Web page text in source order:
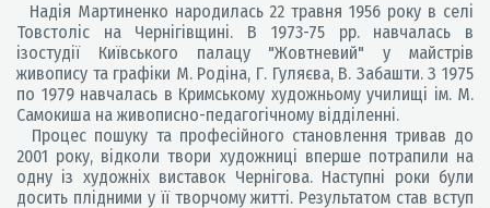
Надія Мартиненко народилась 22 травня 1956 року в селі
Товстоліс на Чернігівщині. В 1973-75 рр. навчалась в
ізостудії Київського палацу "Жовтневий" у майстрів
живопису та графіки М. Родіна, Г. Гуляєва, В. Забашти. З 1975
по 1979 навчалась в Кримському художньому училищі ім. М.
Самокиша на живописно-педагогічному відділенні.
Процес пошуку та професійного становлення тривав до
2001 року, відколи твори художниці вперше потрапили на
одну із художніх виставок Чернігова. Наступні роки були
досить плідними у її творчому житті. Результатом став вступ